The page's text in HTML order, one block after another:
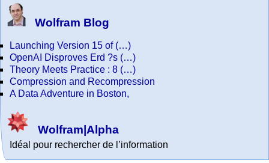
Wolfram Blog
Launching Version 15 of (…)
OpenAI Disproves Erd ?s (…)
Theory Meets Practice : 8 (…)
Compression and Recompression
A Data Adventure in Boston,
Wolfram|Alpha
Idéal pour rechercher de l’information